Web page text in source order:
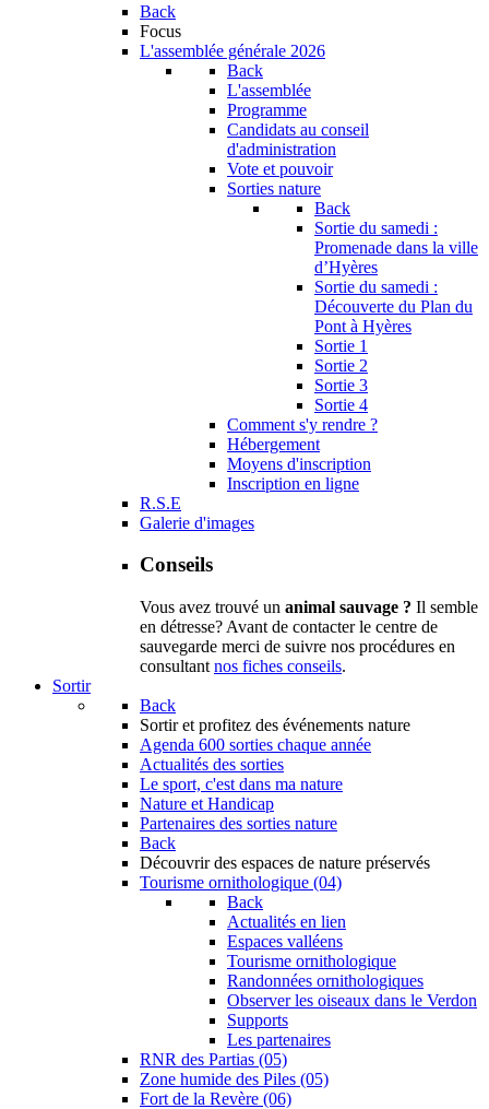
Back
Focus
L'assemblée générale 2026
Back
L'assemblée
Programme
Candidats au conseil
d'administration
Vote et pouvoir
Sorties nature
Back
Sortie du samedi :
Promenade dans la ville
d’Hyères
Sortie du samedi :
Découverte du Plan du
Pont à Hyères
Sortie 1
Sortie 2
Sortie 3
Sortie 4
Comment s'y rendre ?
Hébergement
Moyens d'inscription
Inscription en ligne
R.S.E
Galerie d'images
Conseils
Vous avez trouvé un animal sauvage ? Il semble
en détresse? Avant de contacter le centre de
sauvegarde merci de suivre nos procédures en
consultant nos fiches conseils.
Sortir
Back
Sortir et profitez des événements nature
Agenda 600 sorties chaque année
Actualités des sorties
Le sport, c'est dans ma nature
Nature et Handicap
Partenaires des sorties nature
Back
Découvrir des espaces de nature préservés
Tourisme ornithologique (04)
Back
Actualités en lien
Espaces valléens
Tourisme ornithologique
Randonnées ornithologiques
Observer les oiseaux dans le Verdon
Supports
Les partenaires
RNR des Partias (05)
Zone humide des Piles (05)
Fort de la Revère (06)